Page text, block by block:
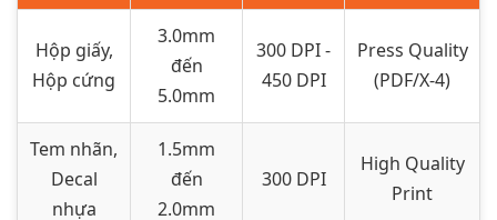
Hộp giấy,
Hộp cứng
3.0mm
đến
5.0mm
300 DPI -
450 DPI
Press Quality
(PDF/X-4)
Tem nhãn,
Decal
nhựa
1.5mm
đến
2.0mm
300 DPI
High Quality
Print